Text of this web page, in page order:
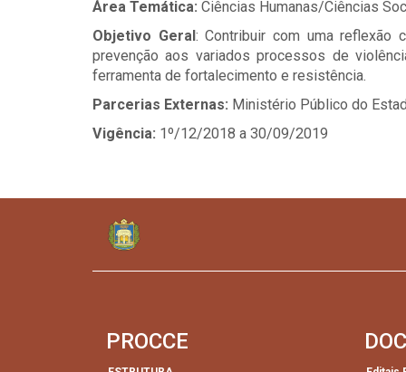
Área Temática: Ciências Humanas/Ciências
Objetivo Geral: Contribuir com uma reflexão
prevenção aos variados processos de
ferramenta de fortalecimento e resistência.
Parcerias Externas: Ministério Público do
Vigência: 1º/12/2018 a 30/09/2019
PROCCE